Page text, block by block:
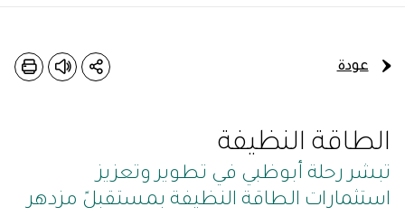
عودة
الطاقة النظيفة
تبشر رحلة أبوظبي في تطوير وتعزيز
استثمارات الطاقة النظيفة بمستقبلً مزدهر